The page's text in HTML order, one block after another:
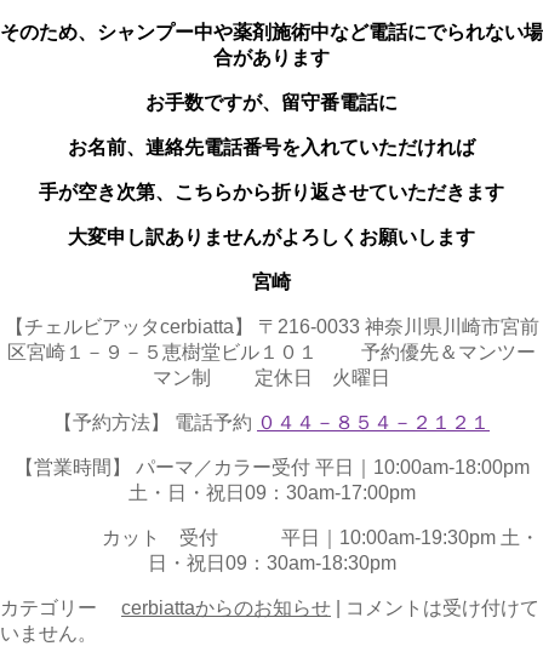
そのため、シャンプー中や薬剤施術中など電話にでられない場
合があります
お手数ですが、留守番電話に
お名前、連絡先電話番号を入れていただければ
手が空き次第、こちらから折り返させていただきます
大変申し訳ありませんがよろしくお願いします
宮崎
【チェルビアッタcerbiatta】 〒216-0033 神奈川県川崎市宮前
区宮崎１－９－５恵樹堂ビル１０１ 予約優先＆マンツー
マン制 定休日 火曜日
【予約方法】 電話予約 ０４４－８５４－２１２１
【営業時間】 パーマ／カラー受付 平日｜10:00am-18:00pm
土・日・祝日09：30am-17:00pm
カット 受付 平日｜10:00am-19:30pm 土・
日・祝日09：30am-18:30pm
カテゴリー cerbiattaからのお知らせ
コメントは受け付けて
いません。